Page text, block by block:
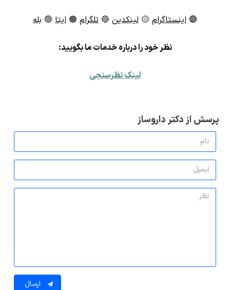
🟣 اینستاگرام 🟡 لینکدین 🔵 تلگرام 🟠 ایتا 🟢 بله
نظر خود را درباره خدمات ما بگویید:
لینک نظرسنجی
پرسش از دکتر داروساز
ارسال